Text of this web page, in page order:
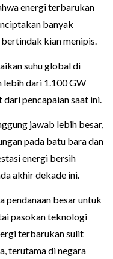
energi terbarukan
banyak
kian menipis.
suhu global di
lebih dari 1.100 GW
pencapaian saat ini.
jawab lebih besar,
pada batu bara dan
energi bersih
akhir dekade ini.
pendanaan besar untuk
pasokan teknologi
terbarukan sulit
terutama di negara